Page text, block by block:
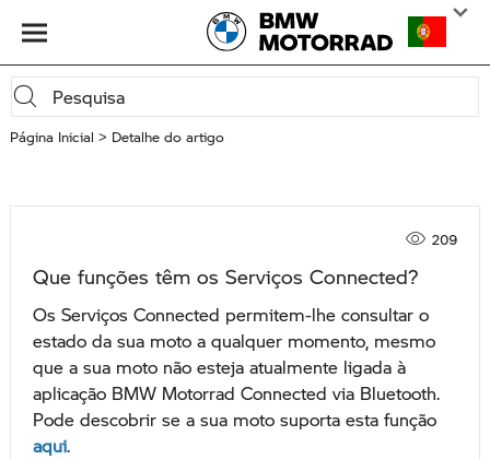
Página Inicial Detalhe do artigo
209
Que funções têm os Serviços Connected?
Os Serviços Connected permitem-lhe consultar o
estado da sua moto a qualquer momento, mesmo
que a sua moto não esteja atualmente ligada à
aplicação BMW Motorrad Connected via Bluetooth.
Pode descobrir se a sua moto suporta esta função
aqui.